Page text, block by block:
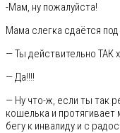
-Мам, ну пожалуйста!
Мама слегка сдаётся
— Ты действительно ТАК
— Да!!!!
— Ну что-ж, если ты так
кошелька и
бегу к инвалиду и с